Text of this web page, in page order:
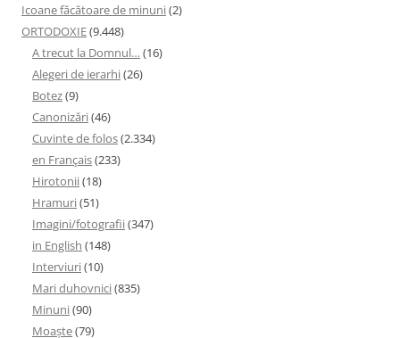
Icoane făcătoare de minuni(2)
ORTODOXIE(9.448)
A trecut la Domnul… (16)
Alegeri de ierarhi(26)
Botez(9)
Canonizări(46)
Cuvinte de folos(2.334)
en Français(233)
Hirotonii(18)
Hramuri(51)
Imagini/fotografii(347)
in English (148)
Interviuri(10)
Mari duhovnici(835)
Minuni(90)
Moaşte(79)